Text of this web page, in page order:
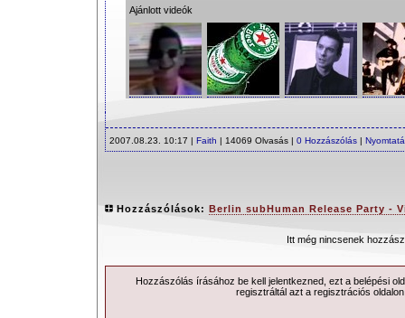
Ajánlott videók
2007.08.23. 10:17 | Faith | 14069 Olvasás | 0 Hozzászólás |
Hozzászólások: Berlin subHuman Release Party -
Itt még nincsenek
Hozzászólás írásához be kell jelentkezned, ezt a belépési
regisztráltál azt a regisztrációs